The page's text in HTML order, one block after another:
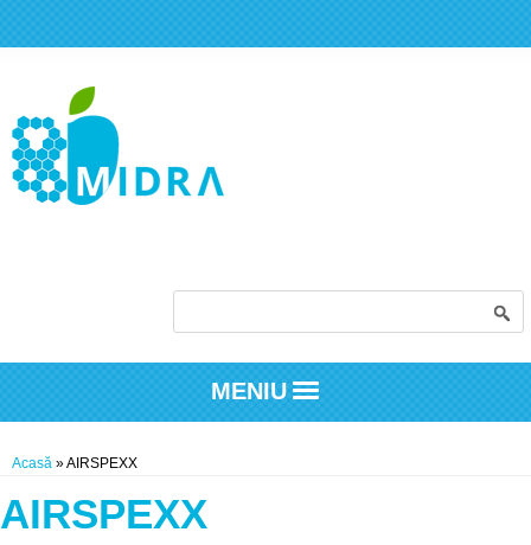
MENIU
Eşti aici
Acasă » AIRSPEXX
AIRSPEXX